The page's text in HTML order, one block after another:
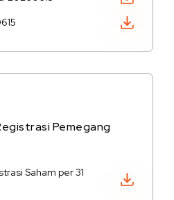
Pemegang
Saham per 31